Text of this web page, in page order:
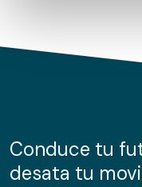
de cookies.
información sobre el
nuestros partners de
Conduce tu
desata tu